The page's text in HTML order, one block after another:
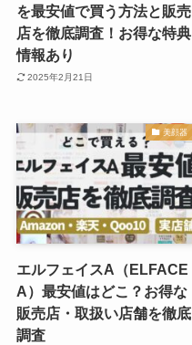
を最安値で買う方法と販売
店を徹底調査！お得な特典
情報あり
2025年2月21日
美顔器
エルフェイスA（ELFACE
A）最安値はどこ？お得な
販売店・取扱い店舗を徹底
調査